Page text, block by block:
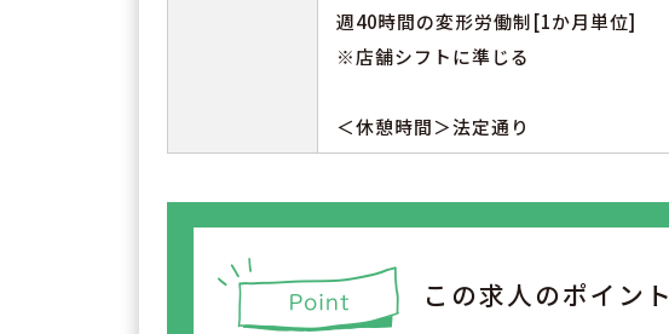
週40時間の変形労働制[1か月単位]
※店舗シフトに準じる
＜休憩時間＞法定通り
この求人のポイント